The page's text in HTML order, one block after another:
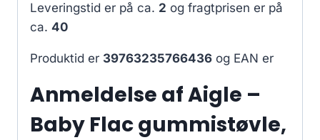
Leveringstid er på ca. 2 og fragtprisen er på
ca. 40
Produktid er 39763235766436 og EAN er
Anmeldelse af Aigle –
Baby Flac gummistøvle,